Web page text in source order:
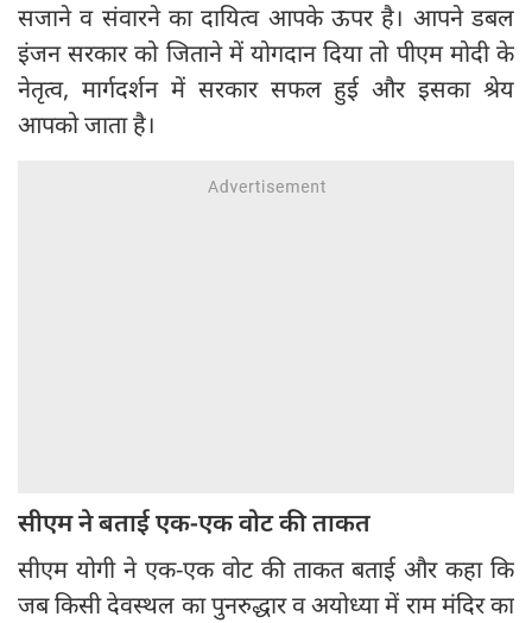
सजाने व संवारने का दायित्व आपके ऊपर है। आपने डबल
इंजन सरकार को जिताने में योगदान दिया तो पीएम मोदी के
नेतृत्व, मार्गदर्शन में सरकार सफल हुई और इसका श्रेय
आपको जाता है।
सीएम ने बताई एक-एक वोट की ताकत
सीएम योगी ने एक-एक वोट की ताकत बताई और कहा कि
जब किसी देवस्थल का पुनरुद्धार व अयोध्या में राम मंदिर का